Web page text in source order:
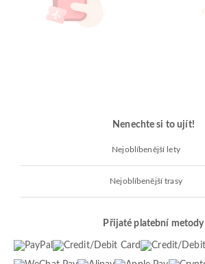
Nenechte si to ujít!
Nejoblíbenější lety
Nejoblíbenější trasy
Přijaté platební metody